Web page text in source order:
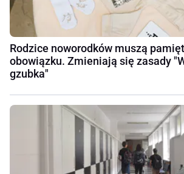
Rodzice noworodków muszą
obowiązku. Zmieniają się zasady
gzubka"